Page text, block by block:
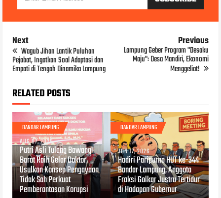
Next
Wagub Jihan Lantik Puluhan
Pejabat, Ingatkan Soal Adaptasi dan
Empati di Tengah Dinamika Lampung
Previous
Lampung Geber Program "Desaku
Maju": Desa Mandiri, Ekonomi
Menggeliat!
RELATED POSTS
BANDAR LAMPUNG
AUG 07, 2026
Putri Asli Tulang Bawang
Barat Raih Gelar Doktor,
Usulkan Konsep Pengayaan
Tidak Sah Perkuat
Pemberantasan Korupsi
BANDAR LAMPUNG
JUN 17, 2026
Hadiri Paripurna HUT ke-344
Bandar Lampung, Anggota
Fraksi Golkar Justru Tertidur
di Hadapan Gubernur